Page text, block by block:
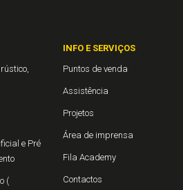
e Pré
(
INFO E SERVIÇOS
Puntos de venda
Assistência
Projetos
Área de imprensa
Fila Academy
Contactos